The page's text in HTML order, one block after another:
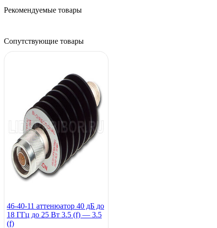
Рекомендуемые товары
Сопутствующие товары
46-40-11 аттенюатор 40 дБ до
18 ГГц до 25 Вт 3.5 (f) — 3.5
(f)